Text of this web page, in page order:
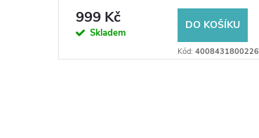
999 Kč
Skladem
DO KOŠÍKU
Kód:4008431800226